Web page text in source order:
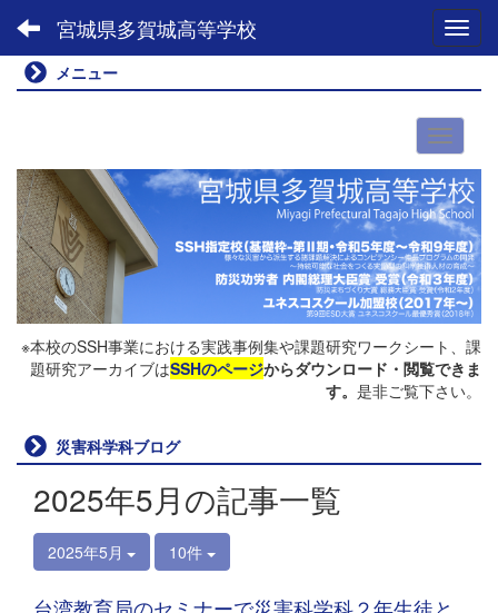
宮城県多賀城高等学校
メニュー
※本校のSSH事業における実践事例集や課題研究ワークシート、課
題研究アーカイブはSSHのページからダウンロード・閲覧できま
す。 是非ご覧下さい。
災害科学科ブログ
2025年5月の記事一覧
2025年5月 10件